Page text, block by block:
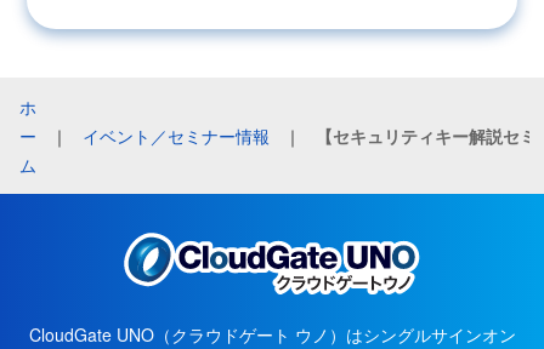
ホ
ー
ム
｜ イベント／セミナー情報 ｜
CloudGate UNO（クラウドゲート ウノ）はシングルサインオン